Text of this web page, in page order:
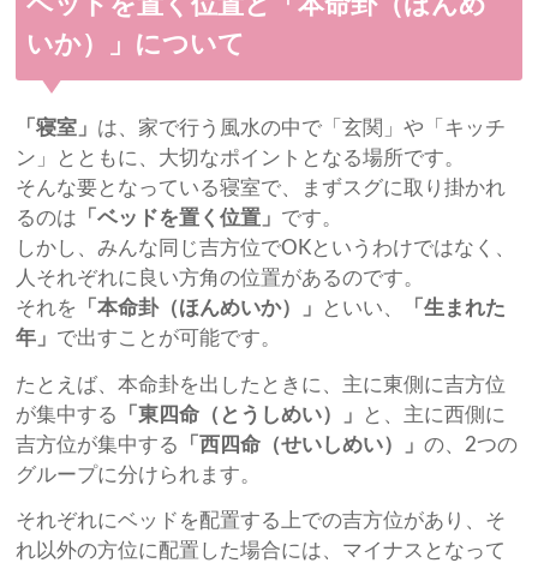
いか）」について
「寝室」 は、家で行う風水の中で「玄関」や「キッチ
ン」とともに、大切なポイントとなる場所です。
そんな要となっている寝室で、まずスグに取り掛かれ
るのは 「ベッドを置く位置」 です。
しかし、みんな同じ吉方位でOKというわけではなく、
人それぞれに良い方角の位置があるのです。
それを 「本命卦（ほんめいか）」 といい、
「生まれた
年」 で出すことが可能です。
たとえば、本命卦を出したときに、主に東側に吉方位
が集中する
「東四命（とうしめい）」
と、主に西側に
吉方位が集中する
「西四命（せいしめい）」の、2つの
グループに分けられます。
それぞれにベッドを配置する上での吉方位があり、そ
れ以外の方位に配置した場合には、マイナスとなって